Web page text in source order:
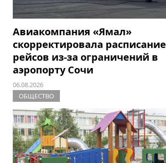
Авиакомпания «Ямал»
скорректировала расписание
рейсов из-за ограничений в
аэропорту Сочи
06.08.2026
ОБЩЕСТВО